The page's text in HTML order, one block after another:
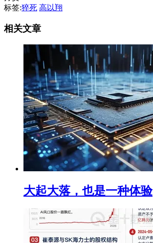
标签:猝死 高以翔
相关文章
大起大落，也是一种体验